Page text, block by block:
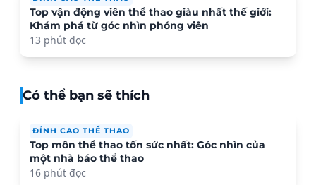
Top vận động viên thể thao giàu nhất thế giới:
Khám phá từ góc nhìn phóng viên
13 phút đọc
Có thể bạn sẽ thích
ĐỈNH CAO THỂ THAO
Top môn thể thao tốn sức nhất: Góc nhìn của
một nhà báo thể thao
16 phút đọc